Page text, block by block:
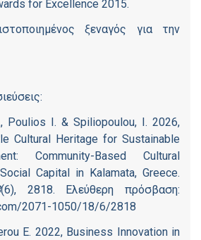
for Excellence 2015.
ξεναγός για την
Poulios I. & Spiliopoulou, I. 2026,
Cultural Heritage for Sustainable
Community-Based Cultural
Capital in Kalamata, Greece.
(6), 2818. Ελεύθερη πρόσβαση:
2071-1050/18/6/2818
E. 2022, Business Innovation in